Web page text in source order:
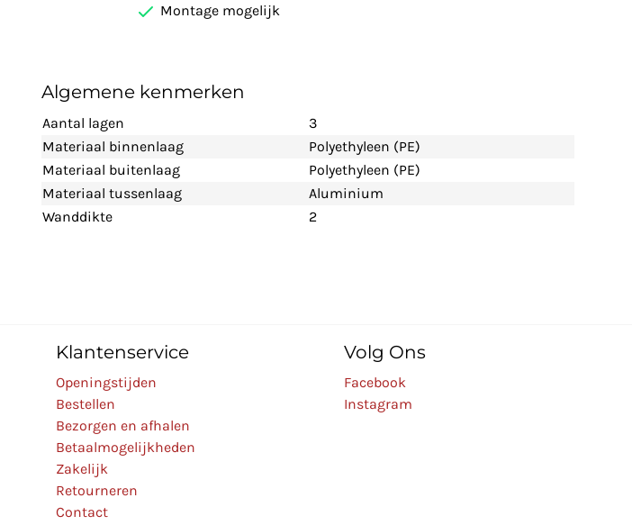
Montage mogelijk
Algemene kenmerken
Aantal lagen
3
Materiaal binnenlaag
Polyethyleen (PE)
Materiaal buitenlaag
Polyethyleen (PE)
Materiaal tussenlaag
Aluminium
Wanddikte
2
Klantenservice
Openingstijden
Bestellen
Bezorgen en afhalen
Betaalmogelijkheden
Zakelijk
Retourneren
Contact
Volg Ons
Facebook
Instagram